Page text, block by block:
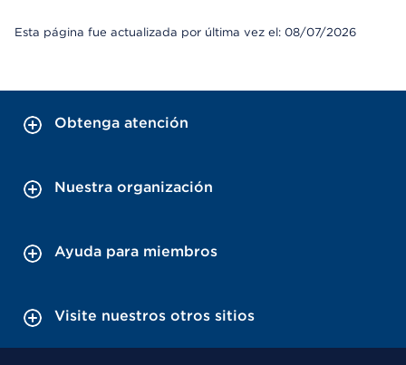
Esta página fue actualizada por última vez el: 08/07/2026
Obtenga atención
Nuestra organización
Ayuda para miembros
Visite nuestros otros sitios